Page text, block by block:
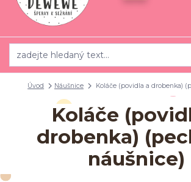
Úvod Náušnice Koláče (povidla a drobenka)
Koláče
drobenka)
náušnice)